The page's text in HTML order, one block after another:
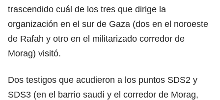
trascendido cuál de los tres que dirige la
organización en el sur de Gaza (dos en el noroeste
de Rafah y otro en el militarizado corredor de
Morag) visitó.
Dos testigos que acudieron a los puntos SDS2 y
SDS3 (en el barrio saudí y el corredor de Morag,